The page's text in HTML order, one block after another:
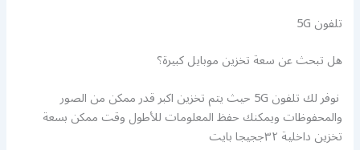
تلفون 5G
هل تبحث عن سعة تخزين موبايل كبيرة؟
نوفر لك تلفون 5G حيث يتم تخزين اكبر قدر ممكن من الصور
والمحفوظات ويمكنك حفظ المعلومات للأطول وقت ممكن بسعة
تخزين داخلية ٣٢ججيجا بايت